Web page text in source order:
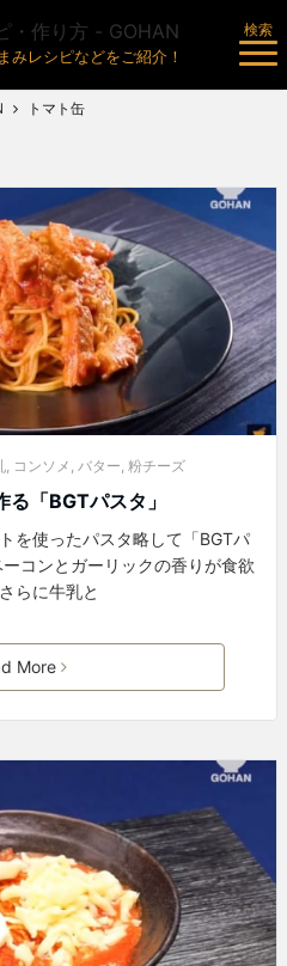
みレシピなどをご紹介！
検索
トマト缶
, コンソメ , バター, 粉チーズ
「BGTパスタ」
を使ったパスタ略して「BGTパ
コンとガーリックの香りが食欲
らに牛乳と
More